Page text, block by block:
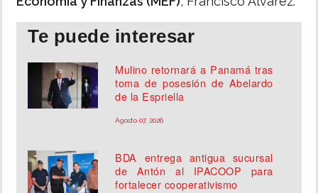
Te puede interesar
Mulino retornará a Panamá tras
toma de posesión de Abelardo
de la Espriella
Agosto 07, 2026
BDA entrega antigua sucursal
de Antón al IPACOOP para
fortalecer cooperativismo